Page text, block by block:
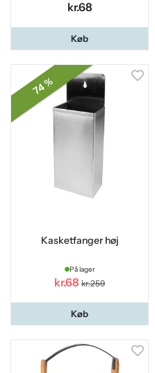
kr.68
Køb
74 %
Kasketfanger høj
På lager
kr.68 kr.259
Køb